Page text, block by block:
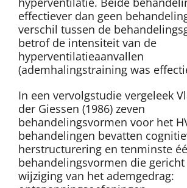
effectiever dan geen
verschil tussen de
betrof de intensiteit van de
hyperventilatieaanvallen
(ademhalingstraining was
In een vervolgstudie vergeleek
der Giessen (1986) zeven
behandelingsvormen voor het
behandelingen bevatten
herstructurering en tenminste
behandelingsvormen die
wijziging van het ademgedrag: